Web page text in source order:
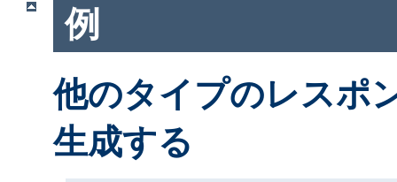
例
他のタイプのレスポ
生成する